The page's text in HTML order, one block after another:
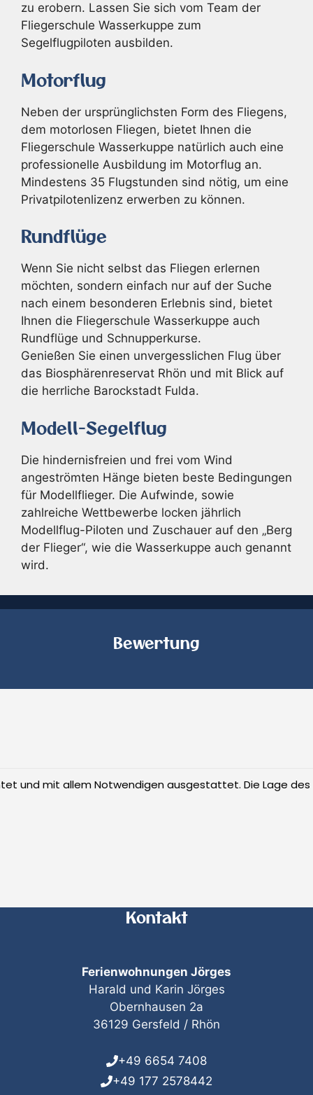
zu erobern. Lassen Sie sich vom Team der
Fliegerschule Wasserkuppe zum
Segelflugpiloten ausbilden.
Motorflug
Neben der ursprünglichsten Form des Fliegens,
dem motorlosen Fliegen, bietet Ihnen die
Fliegerschule Wasserkuppe natürlich auch eine
professionelle Ausbildung im Motorflug an.
Mindestens 35 Flugstunden sind nötig, um eine
Privatpilotenlizenz erwerben zu können.
Rundflüge
Wenn Sie nicht selbst das Fliegen erlernen
möchten, sondern einfach nur auf der Suche
nach einem besonderen Erlebnis sind, bietet
Ihnen die Fliegerschule Wasserkuppe auch
Rundflüge und Schnupperkurse.
Genießen Sie einen unvergesslichen Flug über
das Biosphärenreservat Rhön und mit Blick auf
die herrliche Barockstadt Fulda.
Modell-Segelflug
Die hindernisfreien und frei vom Wind
angeströmten Hänge bieten beste Bedingungen
für Modellflieger. Die Aufwinde, sowie
zahlreiche Wettbewerbe locken jährlich
Modellflug-Piloten und Zuschauer auf den „Berg
der Flieger“, wie die Wasserkuppe auch genannt
wird.
Bewertung
sind hervorragend!
Kontakt
Ferienwohnungen Jörges
Harald und Karin Jörges
Obernhausen 2a
36129 Gersfeld / Rhön
+49 6654 7408
+49 177 2578442